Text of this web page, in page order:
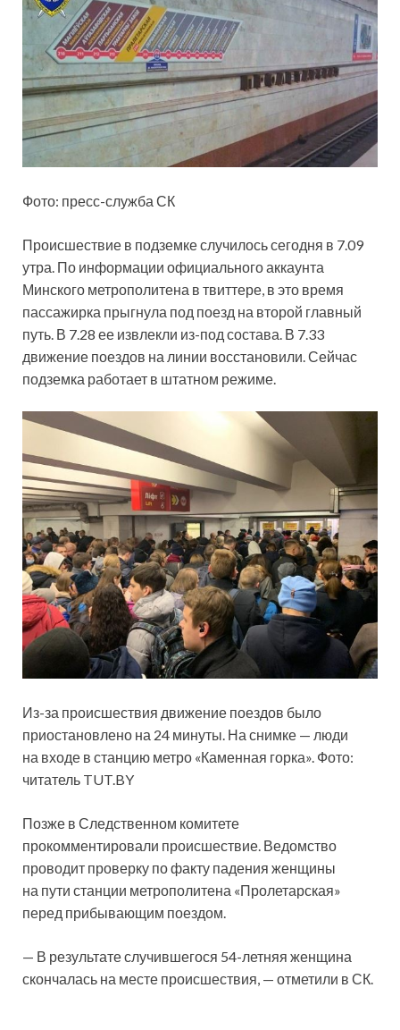
Фото: пресс-служба СК
Происшествие в подземке случилось сегодня в 7.09
утра. По информации официального аккаунта
Минского метрополитена в твиттере, в это время
пассажирка прыгнула под поезд на второй главный
путь. В 7.28 ее извлекли из-под состава. В 7.33
движение поездов на линии восстановили. Сейчас
подземка работает в штатном режиме.
Из-за происшествия движение поездов было
приостановлено на 24 минуты. На снимке — люди
на входе в станцию метро «Каменная горка». Фото:
читатель TUT.BY
Позже в Следственном комитете
прокомментировали происшествие. Ведомство
проводит проверку по факту падения женщины
на пути станции метрополитена «Пролетарская»
перед прибывающим поездом.
— В результате случившегося 54-летняя женщина
скончалась на месте происшествия, — отметили в СК.